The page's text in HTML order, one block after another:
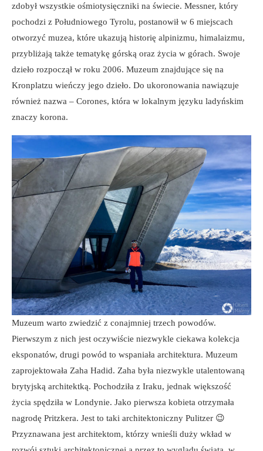
zdobył wszystkie ośmiotysięczniki na świecie. Messner, który
pochodzi z Południowego Tyrolu, postanowił w 6 miejscach
otworzyć muzea, które ukazują historię alpinizmu, himalaizmu,
przybliżają także tematykę górską oraz życia w górach. Swoje
dzieło rozpoczął w roku 2006. Muzeum znajdujące się na
Kronplatzu wieńczy jego dzieło. Do ukoronowania nawiązuje
również nazwa – Corones, która w lokalnym języku ladyńskim
znaczy korona.
Muzeum warto zwiedzić z conajmniej trzech powodów.
Pierwszym z nich jest oczywiście niezwykle ciekawa kolekcja
eksponatów, drugi powód to wspaniała architektura. Muzeum
zaprojektowała Zaha Hadid. Zaha była niezwykle utalentowaną
brytyjską architektką. Pochodziła z Iraku, jednak większość
życia spędziła w Londynie. Jako pierwsza kobieta otrzymała
nagrodę Pritzkera. Jest to taki architektoniczny Pulitzer 😉
Przyznawana jest architektom, którzy wnieśli duży wkład w